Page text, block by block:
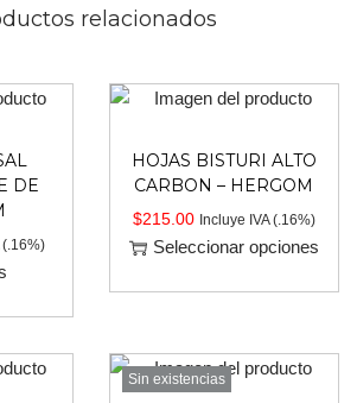
relacionados
DE
(.16%)
HOJAS BISTURI ALTO
CARBON – HERGOM
$215.00 Incluye IVA (.16%)
Seleccionar opciones
Sin existencias